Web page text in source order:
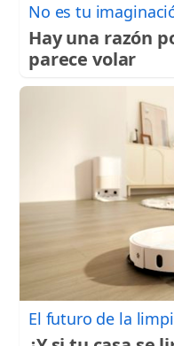
No es tu
Hay una razón
parece volar
El futuro de la